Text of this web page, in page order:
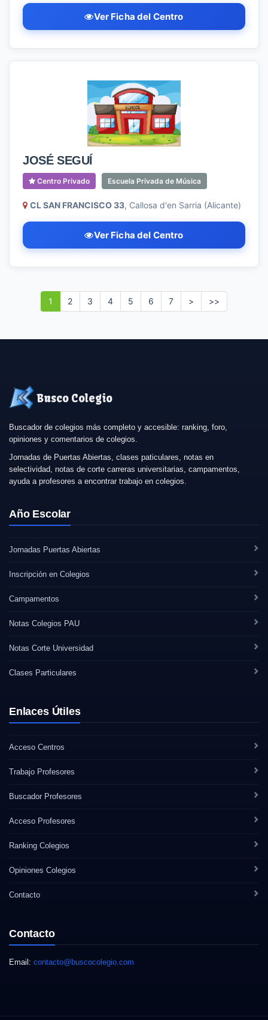
Ver Ficha del Centro
JOSÉ SEGUÍ
Centro Privado Escuela Privada de Música
CL SAN FRANCISCO 33, Callosa d'en Sarria (Alicante)
Ver Ficha del Centro
1 2 3 4 5 6 7 > >>
Busco Colegio
Buscador de colegios más completo y accesible: ranking, foro,
opiniones y comentarios de colegios.
Jornadas de Puertas Abiertas, clases paticulares, notas en
selectividad, notas de corte carreras universitarias, campamentos,
ayuda a profesores a encontrar trabajo en colegios.
Año Escolar
Jornadas Puertas Abiertas
Inscripción en Colegios
Campamentos
Notas Colegios PAU
Notas Corte Universidad
Clases Particulares
Enlaces Útiles
Acceso Centros
Trabajo Profesores
Buscador Profesores
Acceso Profesores
Ranking Colegios
Opiniones Colegios
Contacto
Contacto
Email: contacto@buscocolegio.com